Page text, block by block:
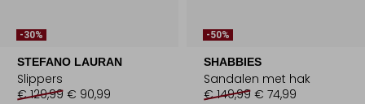
-30%
STEFANO LAURAN
Slippers
€ 129,99 € 90,99
-50%
SHABBIES
Sandalen met hak
€ 149,99 € 74,99